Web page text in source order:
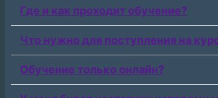
Где и как проходит обучение?
Что нужно для поступления на
Обучение только онлайн?